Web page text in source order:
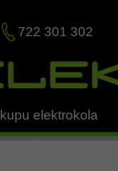
722 301 302
elektrokola